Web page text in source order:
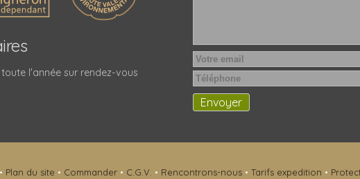
l'année sur rendez-vous
• Plan du site • Commander • C.G.V. • Rencontrons-nous • Tarifs expedition •